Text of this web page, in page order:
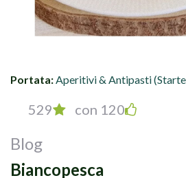
Portata:Aperitivi & Antipasti
529 con 120
Blog
Biancopesca